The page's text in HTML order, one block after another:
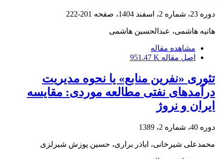
دوره 23، شماره 2، اسفند 1404، صفحه 201-222
هانیه هاشمی، عبدالحسین هاشمی
مشاهده مقاله
اصل مقاله 951.47 K
تئوری «نفرین منابع» یا نحوه مدیریت
درآمدهای نفتی مطالعه موردی: مقایسه
ایران و نروژ
دوره 40، شماره 2، 1389
محمدعلی شیرخانی، اباذر براری، حسین پوزش شیرلزی